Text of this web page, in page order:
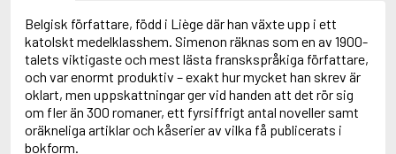
Adolfsson, Evert
Adolfsson, Gunnar
Adolfsson, Josefine
Adolfsson, Maria
Adolphsen, Peter
Belgisk författare, född i Liège där han växte upp i ett
katolskt medelklasshem. Simenon räknas som en av 1900-
talets viktigaste och mest lästa franskspråkiga författare,
och var enormt produktiv – exakt hur mycket han skrev är
oklart, men uppskattningar ger vid handen att det rör sig
om fler än 300 romaner, ett fyrsiffrigt antal noveller samt
oräkneliga artiklar och kåserier av vilka få publicerats i
bokform.